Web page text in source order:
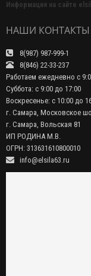
Информация на сайте
НАШИ КОНТАКТЫ
8(987) 987-999-1
8(846) 22-33-237
Работаем ежедневно с
Суббота: с 9:00 до 17:00
Воскресенье: с 10:00 до
г. Самара, Московское
г. Самара, Вольская 81
ИП РОДИНА М.В.
ОГРН: 313631610800010
info@elsila63.ru